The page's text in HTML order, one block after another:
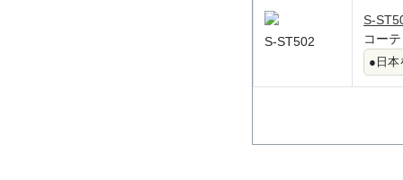
S-ST502
S-
コー
●日本